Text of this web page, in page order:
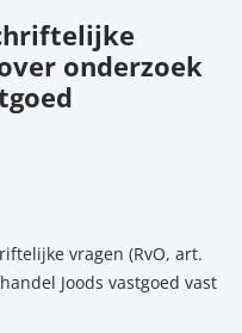
onderzoek
vragen (RvO, art.
Joods vastgoed vast